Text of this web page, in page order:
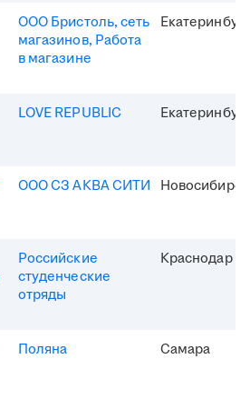
ООО Бристоль, сеть
магазинов, Работа
в магазине
LOVE REPUBLIC
ООО СЗ АКВА СИТИ Новосибирск
Российские
студенческие
отряды
Краснодар
Поляна Самара